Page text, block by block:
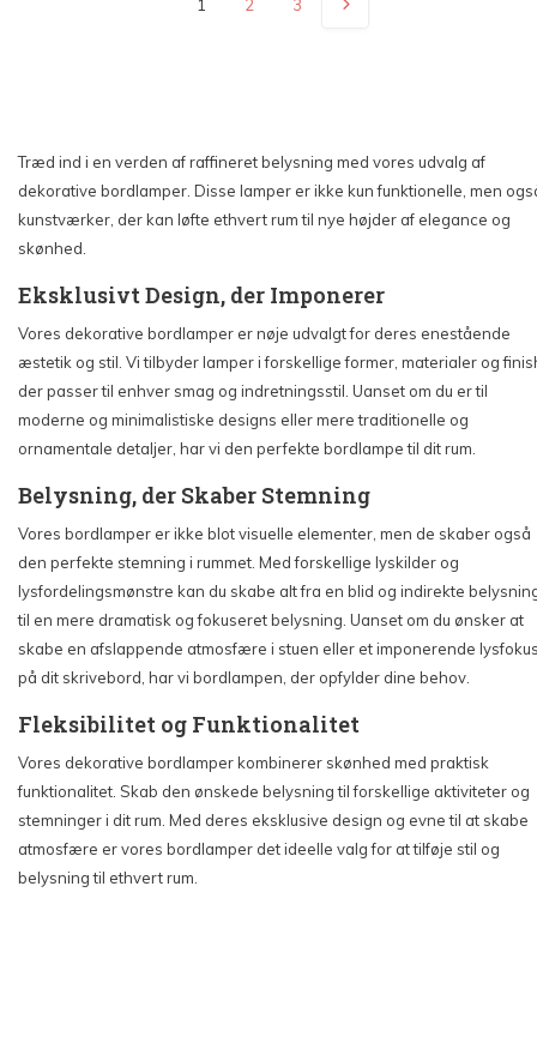
1 2 3
Træd ind i en verden af raffineret belysning med vores udvalg af
dekorative bordlamper. Disse lamper er ikke kun funktionelle, men
kunstværker, der kan løfte ethvert rum til nye højder af elegance og
skønhed.
Eksklusivt Design, der Imponerer
Vores dekorative bordlamper er nøje udvalgt for deres enestående
æstetik og stil. Vi tilbyder lamper i forskellige former, materialer og
der passer til enhver smag og indretningsstil. Uanset om du er til
moderne og minimalistiske designs eller mere traditionelle og
ornamentale detaljer, har vi den perfekte bordlampe til dit rum.
Belysning, der Skaber Stemning
Vores bordlamper er ikke blot visuelle elementer, men de skaber også
den perfekte stemning i rummet. Med forskellige lyskilder og
lysfordelingsmønstre kan du skabe alt fra en blid og indirekte
til en mere dramatisk og fokuseret belysning. Uanset om du ønsker at
skabe en afslappende atmosfære i stuen eller et imponerende
på dit skrivebord, har vi bordlampen, der opfylder dine behov.
Fleksibilitet og Funktionalitet
Vores dekorative bordlamper kombinerer skønhed med praktisk
funktionalitet. Skab den ønskede belysning til forskellige aktiviteter og
stemninger i dit rum. Med deres eksklusive design og evne til at skabe
atmosfære er vores bordlamper det ideelle valg for at tilføje stil og
belysning til ethvert rum.